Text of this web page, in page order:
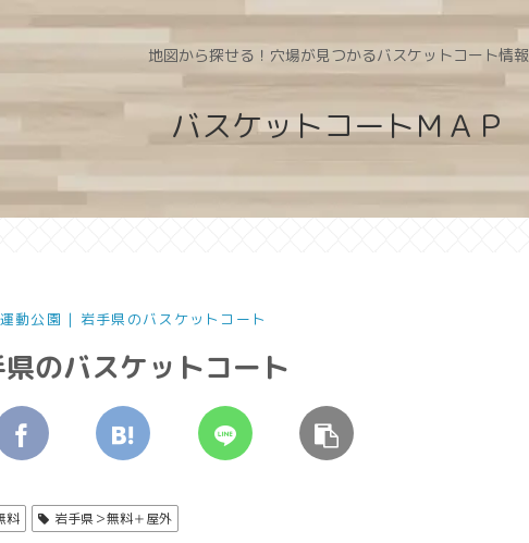
地図から探せる！穴場が見つかるバスケットコート情報
バスケットコートＭＡＰ
動公園 | 岩手県のバスケットコート
のバスケットコート
料 岩手県＞無料＋屋外